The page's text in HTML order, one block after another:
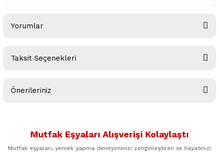
Yorumlar
Taksit Seçenekleri
Önerileriniz
kullanarak tarafımıza iletebilirsiniz.
Mutfak Eşyaları Alışverişi Kolaylaştı
Mutfak eşyaları, yemek yapma deneyiminizi zenginleştiren ve hayatınızı